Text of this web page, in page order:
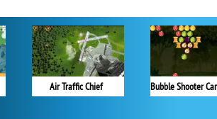
Air Traffic Chief